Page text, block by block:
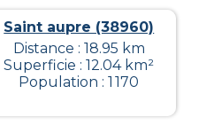
Saint aupre (38960)
Distance : 18.95 km
Superficie : 12.04 km²
Population : 1 170